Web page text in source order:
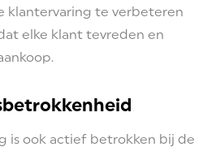
klantervaring te verbeteren
elke klant tevreden en
is ook actief betrokken bij de